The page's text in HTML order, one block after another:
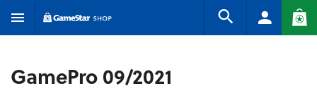
GamePro 09/2021